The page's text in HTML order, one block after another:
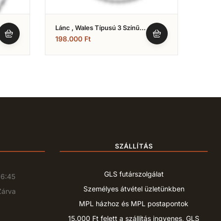
Lánc , Wales Típusú 3 Színű ,
Ródiumozott (Nr.4)
198.000 Ft
SZÁLLÍTÁS
GLS futárszolgálat
Személyes átvétel üzletünkben
MPL házhoz és MPL postapontok
15.000 Ft felett a szállítás ingyenes, GLS